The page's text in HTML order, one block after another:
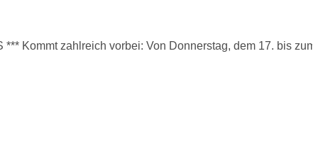
zahlreich vorbei: Von Donnerstag, dem 17. bis zum 27.